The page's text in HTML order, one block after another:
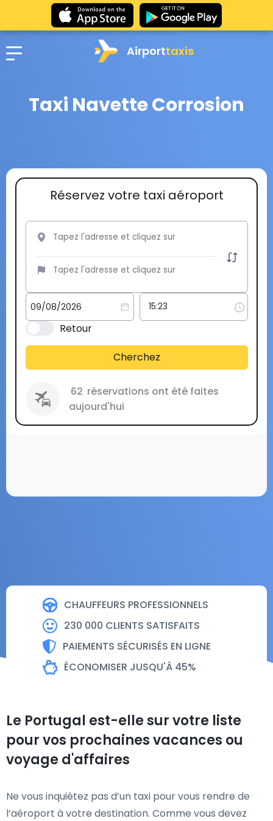
Airporttaxis
Taxi Navette Corrosion
CHAUFFEURS PROFESSIONNELS
230 000 CLIENTS SATISFAITS
PAIEMENTS SÉCURISÉS EN LIGNE
ÉCONOMISER JUSQU'À 45%
Réservez votre taxi aéroport
Retour
Cherchez
62 réservations ont été faites
aujourd'hui
Le Portugal est-elle sur votre liste
pour vos prochaines vacances ou
voyage d'affaires
Ne vous inquiétez pas d’un taxi pour vous rendre de
l’aéroport à votre destination. Comme vous devez